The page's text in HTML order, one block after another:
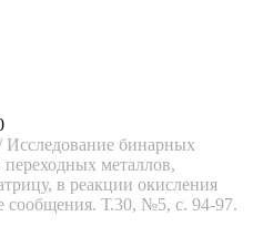
Исследование бинарных
металлов,
в реакции окисления
сообщения. Т.30, №5, с. 94-97.